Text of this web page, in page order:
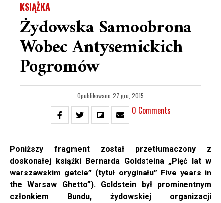
KSIĄŻKA
Żydowska Samoobrona
Wobec Antysemickich
Pogromów
Opublikowano 27 gru, 2015
0 Comments
Poniższy fragment został przetłumaczony z
doskonałej książki Bernarda Goldsteina „Pięć lat w
warszawskim getcie” (tytuł oryginału” Five years in
the Warsaw Ghetto”).Goldstein był prominentnym
członkiem Bundu, żydowskiej organizacji